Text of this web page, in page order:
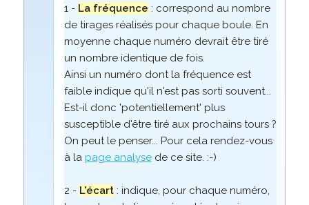
1 - La fréquence : correspond au nombre
de tirages réalisés pour chaque boule. En
moyenne chaque numéro devrait être tiré
un nombre identique de fois.
Ainsi un numéro dont la fréquence est
faible indique qu'il n'est pas sorti souvent...
Est-il donc 'potentiellement' plus
susceptible d'être tiré aux prochains tours ?
On peut le penser... Pour cela rendez-vous
à la page analysede ce site. :-)
2 - L'écart: indique, pour chaque numéro,